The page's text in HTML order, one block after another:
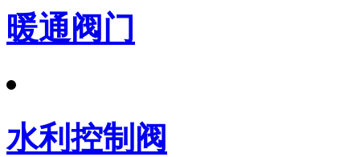
暖通阀门
水利控制阀